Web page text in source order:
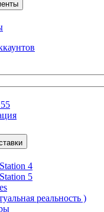
4
5
реальность )